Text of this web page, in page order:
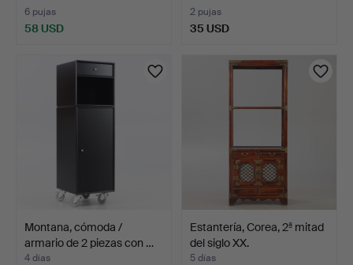
6 pujas
58 USD
2 pujas
35 USD
Montana, cómoda /
armario de 2 piezas con …
4 días
Estantería, Corea, 2ª mitad
del siglo XX.
5 días